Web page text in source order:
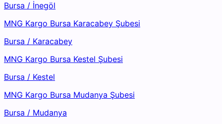
Bursa / İnegöl
MNG Kargo Bursa Karacabey Şubesi
Bursa / Karacabey
MNG Kargo Bursa Kestel Şubesi
Bursa / Kestel
MNG Kargo Bursa Mudanya Şubesi
Bursa / Mudanya